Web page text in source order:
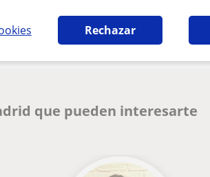
Rechazar
que pueden interesarte